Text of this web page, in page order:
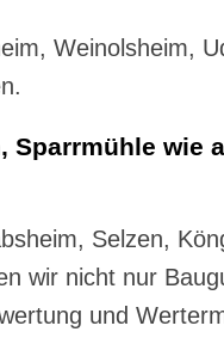
Weinolsheim,
wie
Selzen,
wir nicht nur
und